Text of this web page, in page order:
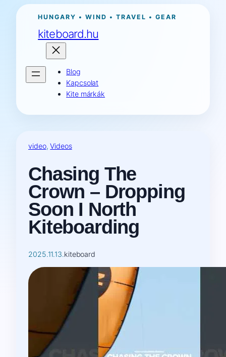
Ugrás
tartalomhoz
HUNGARY • WIND • TRAVEL • GEAR
kiteboard.hu
Blog
Kapcsolat
Kite márkák
video, Videos
Chasing The
Crown – Dropping
Soon I North
Kiteboarding
2025.11.13.kiteboard